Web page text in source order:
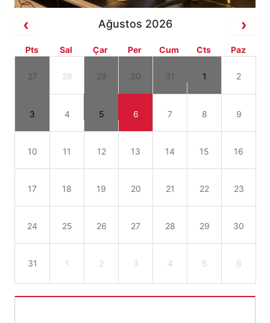
Ağustos 2026
Pts Sal Çar Per Cum Cts Paz
27 28 29 30 31 1 2
3 4 5 6 7 8 9
10 11 12 13 14 15 16
17 18 19 20 21 22 23
24 25 26 27 28 29 30
31 1 2 3 4 5 6